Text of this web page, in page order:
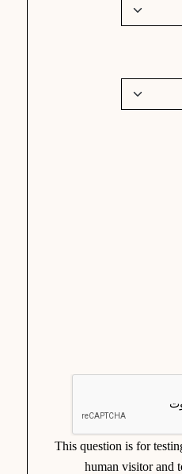
This question is for
human visitor and